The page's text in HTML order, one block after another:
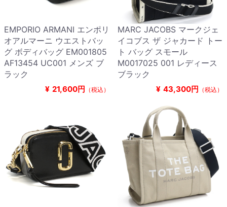
EMPORIO ARMANI エンポリ
オアルマーニ ウエストバッ
グ ボディバッグ EM001805
AF13454 UC001 メンズ ブ
ラック
¥ 21,600円 （税込）
MARC JACOBS マークジェ
イコブス ザ ジャカード トー
ト バッグ スモール
M0017025 001 レディース
ブラック
¥ 43,300円 （税込）